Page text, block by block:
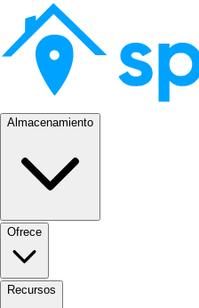
Almacenamiento
Ofrece
Recursos